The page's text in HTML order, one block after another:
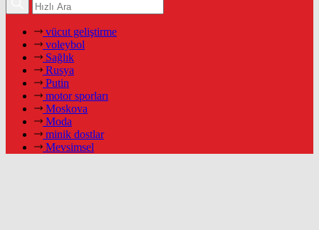
vücut geliştirme
voleybol
Sağlık
Rusya
Putin
motor sporları
Moskova
Moda
minik dostlar
Mevsimsel